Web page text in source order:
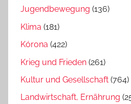
Jugendbewegung (136)
Klima (181)
Kórona (422)
Krieg und Frieden (261)
Kultur und Gesellschaft (764)
Landwirtschaft, Ernährung